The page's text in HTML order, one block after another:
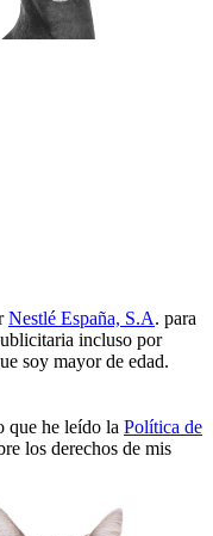
Nestlé España, S.A. para
incluso por
soy mayor de edad.
que he leído la Política de
los derechos de mis